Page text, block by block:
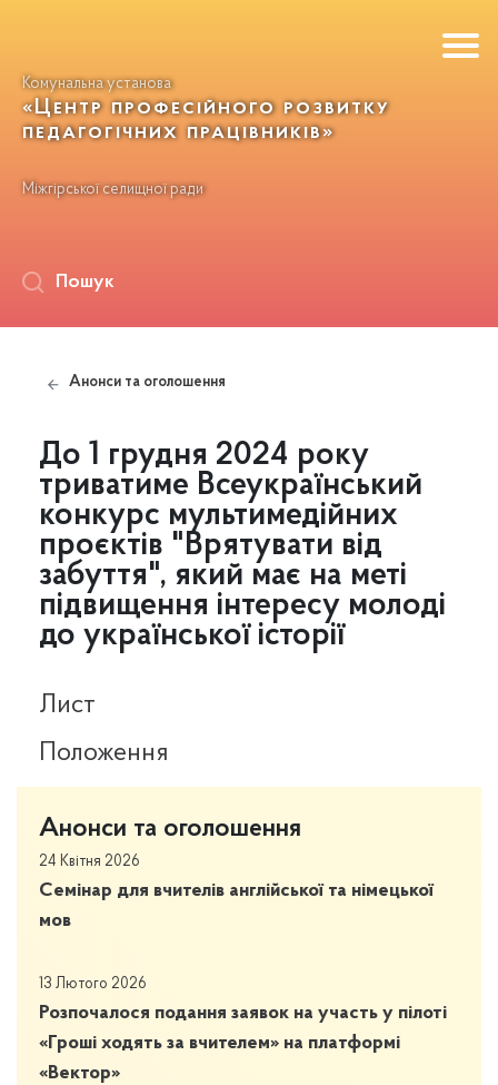
Комунальна установа
«Центр професійного розвитку
педагогічних працівників»
Міжгірської селищної ради
Пошук
Анонси та оголошення
До 1 грудня 2024 року
триватиме Всеукраїнський
конкурс мультимедійних
проєктів "Врятувати від
забуття", який має на меті
підвищення інтересу молоді
до української історії
Лист
Положення
Анонси та оголошення
24 Квітня 2026
Семінар для вчителів англійської та німецької
мов
13 Лютого 2026
Розпочалося подання заявок на участь у пілоті
«Гроші ходять за вчителем» на платформі
«Вектор»